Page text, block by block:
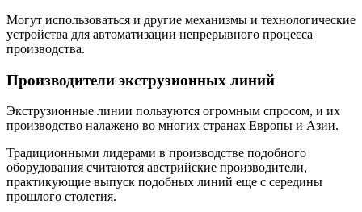
Могут использоваться и другие механизмы и технологические
устройства для автоматизации непрерывного процесса
производства.
Производители экструзионных линий
Экструзионные линии пользуются огромным спросом, и их
производство налажено во многих странах Европы и Азии.
Традиционными лидерами в производстве подобного
оборудования считаются австрийские производители,
практикующие выпуск подобных линий еще с середины
прошлого столетия.